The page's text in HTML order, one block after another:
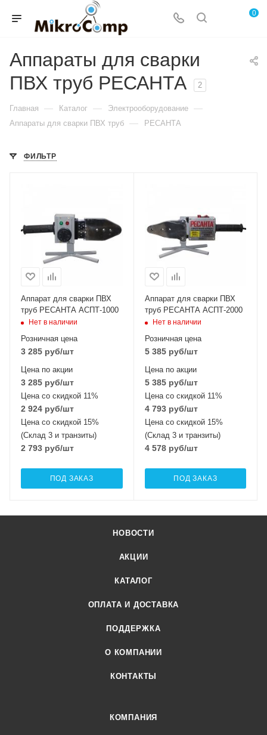
0
Аппараты для сварки
ПВХ труб РЕСАНТА
2
Главная — Каталог — Электрооборудование —
Аппараты для сварки ПВХ труб — РЕСАНТА
ФИЛЬТР
Аппарат для сварки ПВХ
труб РЕСАНТА АСПТ-1000
Нет в наличии
Розничная цена
3 285 руб/шт
Цена по акции
3 285 руб/шт
Цена со скидкой 11%
2 924 руб/шт
Цена со скидкой 15%
(Склад 3 и транзиты)
2 793 руб/шт
ПОД ЗАКАЗ
Аппарат для сварки ПВХ
труб РЕСАНТА АСПТ-2000
Нет в наличии
Розничная цена
5 385руб/шт
Цена по акции
5 385руб/шт
Цена со скидкой 11%
4 793руб/шт
Цена со скидкой 15%
(Склад 3 и транзиты)
4 578руб/шт
ПОД ЗАКАЗ
НОВОСТИ
АКЦИИ
КАТАЛОГ
ОПЛАТА И ДОСТАВКА
ПОДДЕРЖКА
О КОМПАНИИ
КОНТАКТЫ
КОМПАНИЯ